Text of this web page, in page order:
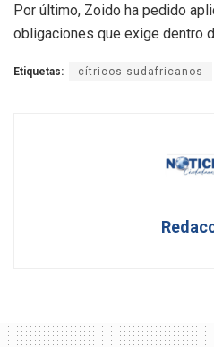
Por último, Zoido ha pedido
obligaciones que exige dentro
Etiquetas: cítricos sudafricanos